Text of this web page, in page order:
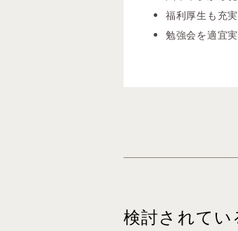
福利厚生も充
勉強会を適宜
検討されて